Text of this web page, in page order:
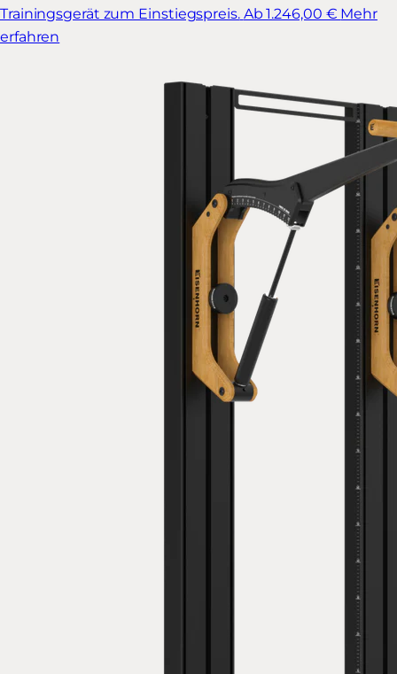
Trainingsgerät zum Einstiegspreis. Ab 1.246,00 € Mehr
erfahren